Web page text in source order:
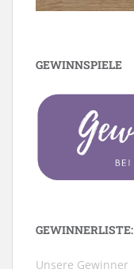
GEWINNSPIELE
GEWINNERLISTE:
Unsere Gewinner